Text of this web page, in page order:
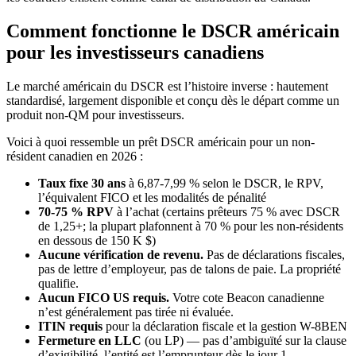
Comment fonctionne le DSCR américain
pour les investisseurs canadiens
Le marché américain du DSCR est l’histoire inverse : hautement
standardisé, largement disponible et conçu dès le départ comme un
produit non-QM pour investisseurs.
Voici à quoi ressemble un prêt DSCR américain pour un non-
résident canadien en 2026 :
Taux fixe 30 ans à 6,87-7,99 % selon le DSCR, le RPV,
l’équivalent FICO et les modalités de pénalité
70-75 % RPV à l’achat (certains prêteurs 75 % avec DSCR
de 1,25+; la plupart plafonnent à 70 % pour les non-résidents
en dessous de 150 K $)
Aucune vérification de revenu. Pas de déclarations fiscales,
pas de lettre d’employeur, pas de talons de paie. La propriété
qualifie.
Aucun FICO US requis. Votre cote Beacon canadienne
n’est généralement pas tirée ni évaluée.
ITIN requis pour la déclaration fiscale et la gestion W-8BEN
Fermeture en LLC (ou LP) — pas d’ambiguïté sur la clause